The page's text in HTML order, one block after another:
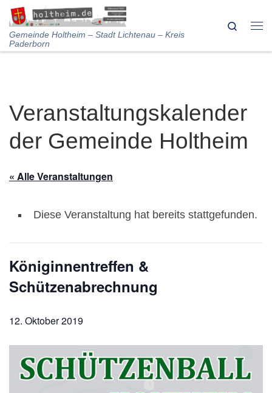
Skip to content
Gemeinde Holtheim – Stadt Lichtenau – Kreis
Paderborn
Search
Veranstaltungskalender
der Gemeinde Holtheim
« Alle Veranstaltungen
Diese Veranstaltung hat bereits stattgefunden.
Königinnentreffen &
Schützenabrechnung
12. Oktober 2019